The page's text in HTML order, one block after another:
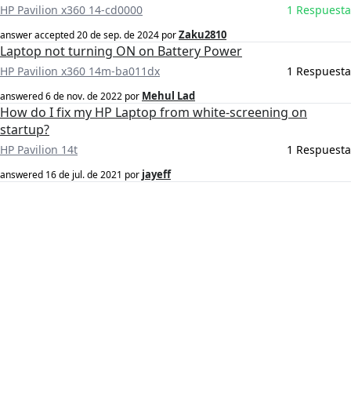
HP Pavilion x360 14-cd0000 1 Respuesta
answer accepted20 de sep. de 2024 porZaku2810
Laptop not turning ON on Battery Power
HP Pavilion x360 14m-ba011dx 1 Respuesta
answered6 de nov. de 2022 por Mehul Lad
How do I fix my HP Laptop from white-screening on
startup?
HP Pavilion 14t 1 Respuesta
answered 16 de jul. de 2021 por jayeff